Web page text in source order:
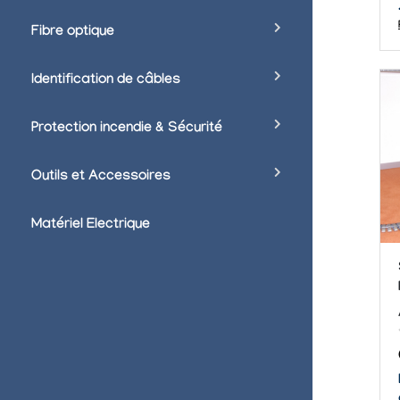
Fibre optique
Identification de câbles
Protection incendie & Sécurité
Outils et Accessoires
Matériel Electrique